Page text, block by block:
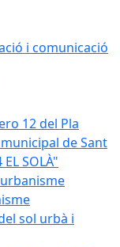
i comunicació
12 del Pla
de Sant
SOLÀ"
sol urbà i